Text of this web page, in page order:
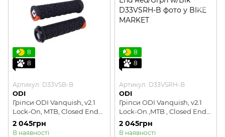
8
8
Артикул: D33VSB-B
ODI
Гріпси ODI Vanquish, v2.1
Lock-On, MTB, Closed End
Black
2 045грн
В наявності
8
8
Артикул: D33VSRH-B
ODI
Гріпси ODI Vanquish, v2.1
Lock-On ,MTB , Closed End
Red/Grph w/Blk
2 045грн
В наявності